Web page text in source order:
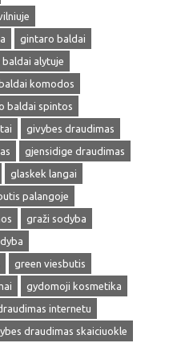
gintaro baldai
alytuje
komodos
baldai spintos
givybes draudimas
gjensidige draudimas
glaskek langai
palangoje
graži sodyba
green viesbutis
gydomoji kosmetika
internetu
draudimas skaiciuokle